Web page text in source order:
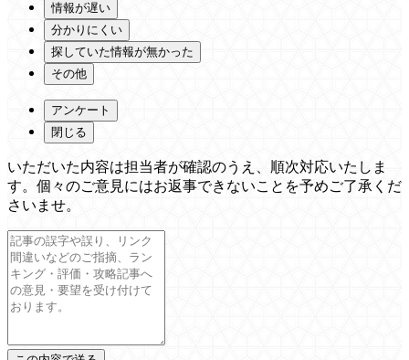
情報が遅い
分かりにくい
探していた情報が無かった
その他
アンケート
閉じる
いただいた内容は担当者が確認のうえ、順次対応いたしま
す。個々のご意見にはお返事できないことを予めご了承くだ
さいませ。